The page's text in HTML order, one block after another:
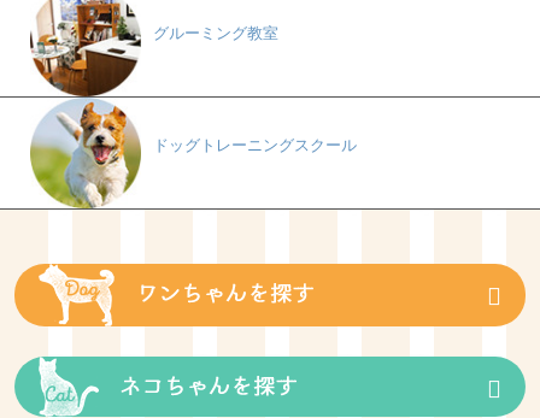
グルーミング教室
ドッグトレーニングスクール